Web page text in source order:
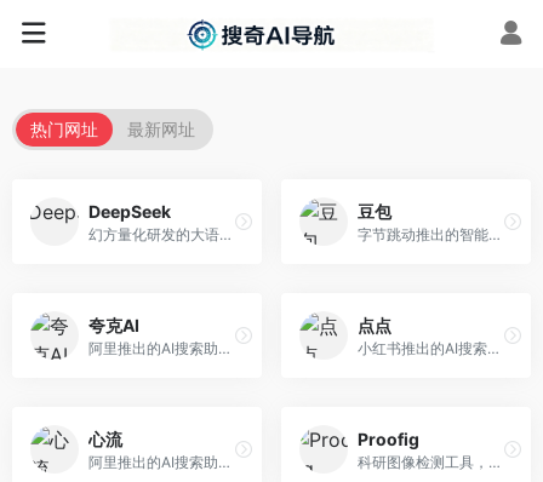
热门网址 最新网址
DeepSeek
幻方量化研发的大语言模型平台，专注于深度推理和代码生成能力。面向开发者、研究人员和技术爱好者，提供强大的逻辑推理和数学计算功能，开源生态完善，API接口友好。
豆包
字节跳动推出的智能对话助手平台，提供文本创作、知识问答、英语学习等多种AI服务。面向普通用户和内容创作者，支持多轮对话和文件解析，免费使用，响应速度快，中文理解能力强。
夸克AI
阿里推出的AI搜索助手，整合搜索与AI功能。面向年轻用户，提供智能搜索、文档处理、学习辅助等服务，与夸克生态深度整合。
点点
小红书推出的AI搜索应用，专注于生活方式内容搜索。面向小红书用户，提供生活攻略、消费决策、内容推荐等服务，生活方式内容丰富。
心流
阿里推出的AI搜索助手，专注于智能信息获取。面向普通用户，提供智能搜索、内容整理、知识问答等服务，与阿里生态深度整合。
Proofig
科研图像检测工具，专注于学术图像完整性验证。面向科研人员，提供图像检测、重复分析、报告生成等服务，学术检测专业。